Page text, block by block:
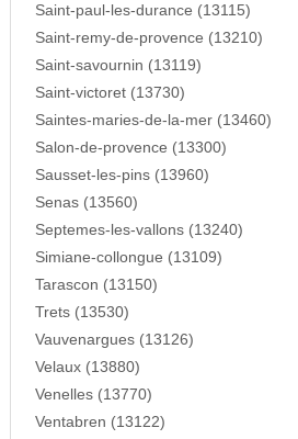
Saint-paul-les-durance (13115)
Saint-remy-de-provence (13210)
Saint-savournin (13119)
Saint-victoret (13730)
Saintes-maries-de-la-mer (13460)
Salon-de-provence (13300)
Sausset-les-pins (13960)
Senas (13560)
Septemes-les-vallons (13240)
Simiane-collongue (13109)
Tarascon (13150)
Trets (13530)
Vauvenargues (13126)
Velaux (13880)
Venelles (13770)
Ventabren (13122)